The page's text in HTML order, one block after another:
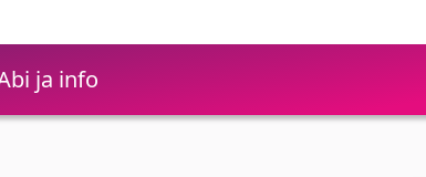
ja info